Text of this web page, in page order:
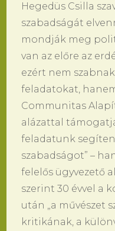
Hegedüs Csilla
szabadságát
mondják meg
van az előre az
ezért nem
feladatokat,
Communitas
alázattal
feladatunk
szabadságot” –
felelős ügyvezető
szerint 30 évvel a
után „a művészet
kritikának, a